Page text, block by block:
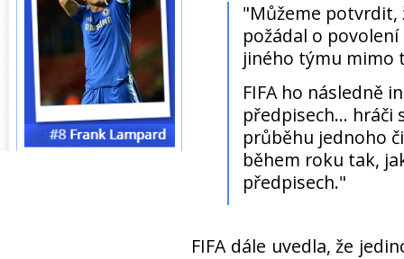
"Můžeme potvrdit,
požádal o
jiného týmu mimo
FIFA ho následně
předpisech... hráči
průběhu jednoho
během roku tak,
předpisech."
FIFA dále uvedla, že